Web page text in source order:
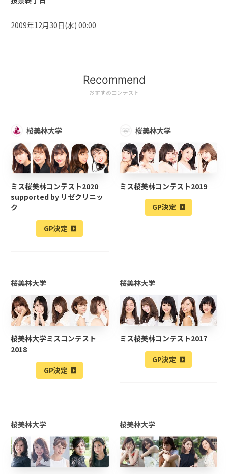
2009年12月30日(水) 00:00
Recommend
おすすめコンテスト
桜美林大学
ミス桜美林コンテスト2020
supported by リゼクリニッ
ク
GP決定
桜美林大学
ミス桜美林コンテスト2019
GP決定
桜美林大学
桜美林大学ミスコンテスト
2018
GP決定
桜美林大学
ミス桜美林コンテスト2017
GP決定
桜美林大学 桜美林大学